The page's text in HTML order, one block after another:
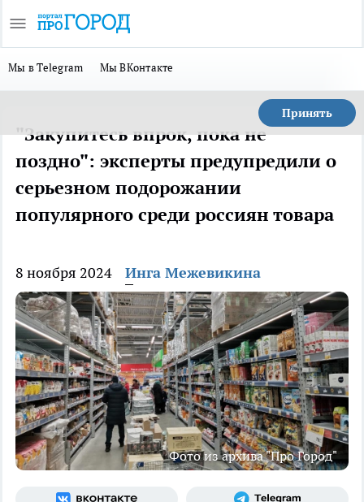
Мы в Telegram Мы ВКонтакте
Принять
"Закупитесь впрок, пока не
поздно": эксперты предупредили о
серьезном подорожании
популярного среди россиян товара
8 ноября 2024 Инга Межевикина
Фото из архива "Про Город"